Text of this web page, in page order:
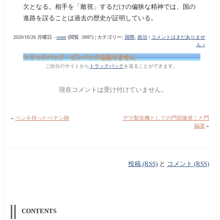
欠となる。相手を「敵視」するだけの偏狭な精神では、国の
進路を誤ることは過去の歴史が証明している。
2020/10/26 月曜日 - orner(閲覧 :3097) | カテゴリー: 国際, 政治|
コメントはまだありませ
ん »
トラックバック・ピンバックはありません
ご自分のサイトから トラックバック を送ることができます。
現在コメントは受け付けていません。
«ペンを持ったペテン師
デマ製造機としての門田隆将こと門
脇護 »
投稿 (RSS)と コメント (RSS)
CONTENTS